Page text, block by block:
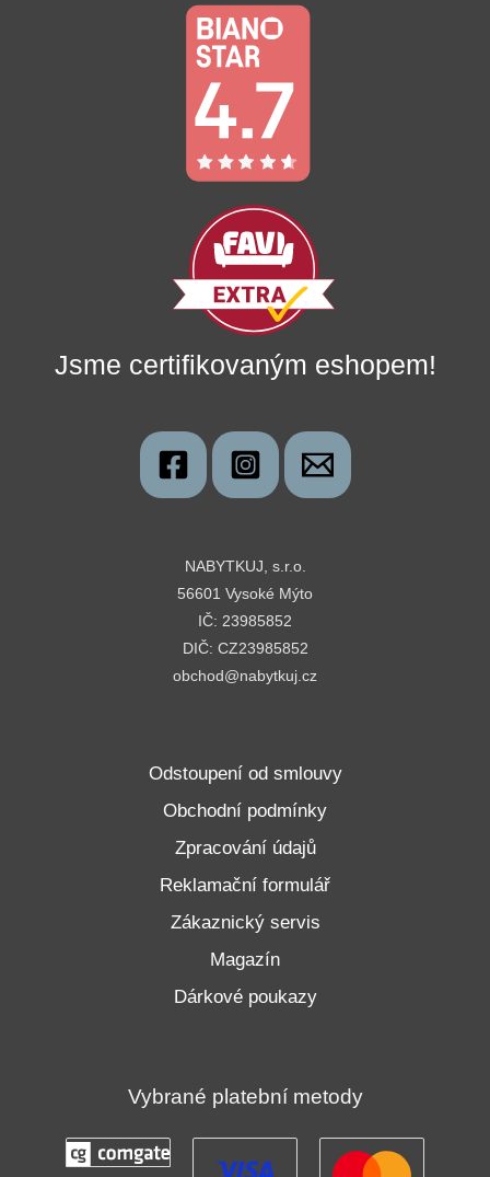
Jsme certifikovaným eshopem!
NABYTKUJ, s.r.o.
56601 Vysoké Mýto
IČ: 23985852
DIČ: CZ23985852
obchod@nabytkuj.cz
Odstoupení od smlouvy
Obchodní podmínky
Zpracování údajů
Reklamační formulář
Zákaznický servis
Magazín
Dárkové poukazy
Vybrané platební metody